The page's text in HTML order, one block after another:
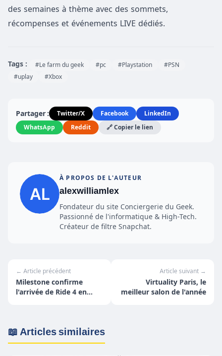
des semaines à thème avec des sommets,
récompenses et événements LIVE dédiés.
Tags : #Le farm du geek #pc #Playstation
#PSN
#uplay
#Xbox
Partager : Twitter/X Facebook
LinkedIn
WhatsApp
Reddit 🔗 Copier le lien
À PROPOS DE L'AUTEUR
alexwilliamlex
Fondateur du site Conciergerie du Geek.
Passionné de l'informatique & High-Tech.
Créateur de filtre Snapchat.
← Article précédent
Milestone confirme
l'arrivée de Ride 4 en
Article suivant →
Virtuality Paris, le
meilleur salon de l'année
📖 Articles similaires